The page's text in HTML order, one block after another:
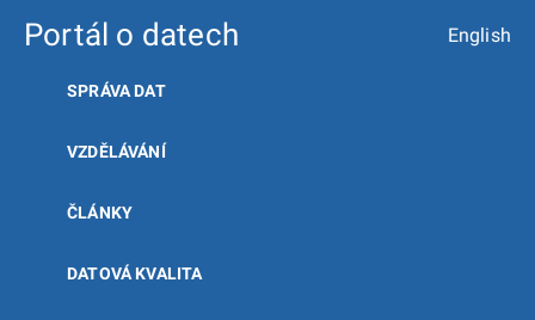
Portál o datech English
SPRÁVA DAT
VZDĚLÁVÁNÍ
ČLÁNKY
DATOVÁ KVALITA